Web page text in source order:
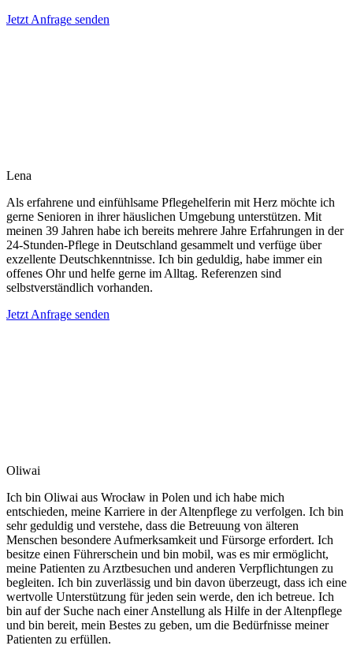
Jetzt Anfrage senden
Lena
Als erfahrene und einfühlsame Pflegehelferin mit Herz möchte ich
gerne Senioren in ihrer häuslichen Umgebung unterstützen. Mit
meinen 39 Jahren habe ich bereits mehrere Jahre Erfahrungen in der
24-Stunden-Pflege in Deutschland gesammelt und verfüge über
exzellente Deutschkenntnisse. Ich bin geduldig, habe immer ein
offenes Ohr und helfe gerne im Alltag. Referenzen sind
selbstverständlich vorhanden.
Jetzt Anfrage senden
Oliwai
Ich bin Oliwai aus Wrocław in Polen und ich habe mich
entschieden, meine Karriere in der Altenpflege zu verfolgen. Ich bin
sehr geduldig und verstehe, dass die Betreuung von älteren
Menschen besondere Aufmerksamkeit und Fürsorge erfordert. Ich
besitze einen Führerschein und bin mobil, was es mir ermöglicht,
meine Patienten zu Arztbesuchen und anderen Verpflichtungen zu
begleiten. Ich bin zuverlässig und bin davon überzeugt, dass ich eine
wertvolle Unterstützung für jeden sein werde, den ich betreue. Ich
bin auf der Suche nach einer Anstellung als Hilfe in der Altenpflege
und bin bereit, mein Bestes zu geben, um die Bedürfnisse meiner
Patienten zu erfüllen.